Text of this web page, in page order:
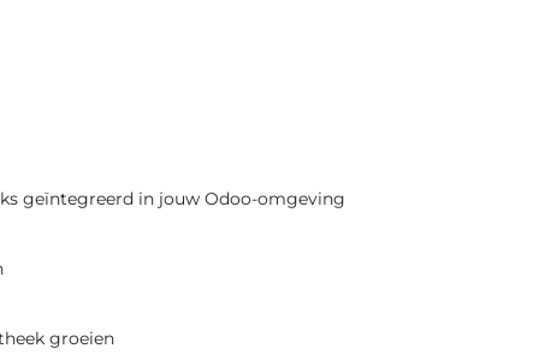
geïntegreerd in jouw Odoo-omgeving
groeien